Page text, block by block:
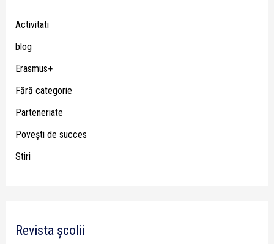
Activitati
blog
Erasmus+
Fără categorie
Parteneriate
Poveşti de succes
Stiri
Revista școlii